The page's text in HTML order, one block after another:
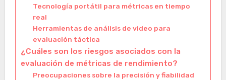
Tecnología portátil para métricas en tiempo
real
Herramientas de análisis de video para
evaluación táctica
¿Cuáles son los riesgos asociados con la
evaluación de métricas de rendimiento?
Preocupaciones sobre la precisión y fiabilidad